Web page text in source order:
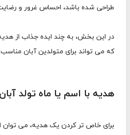
طراحی شده باشد، احساس غرور و
در این بخش، به چند ایده جذاب از
که می تواند برای متولدین آبان
هدیه با اسم یا ماه تولد آبان
برای خاص تر کردن یک هدیه، می